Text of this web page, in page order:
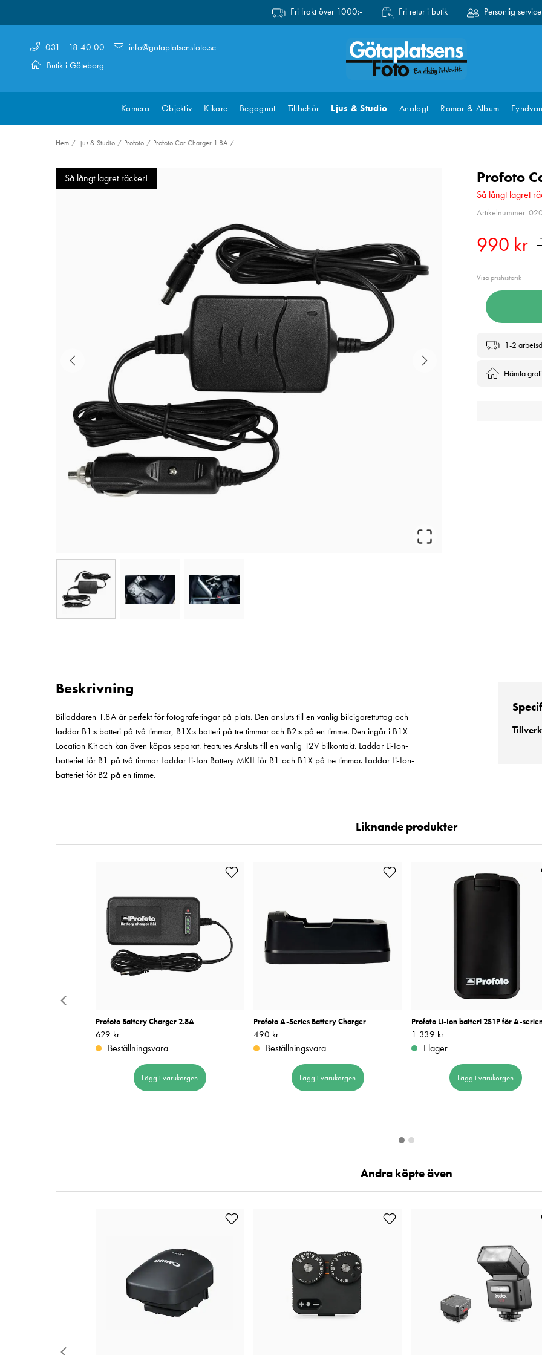
Fri frakt över 1000:- Fri retur i butik Personlig service
031 - 18 40 00
Butik i Göteborg
info@gotaplatsensfoto.se
Kamera Objektiv Kikare Begagnat Tillbehör Ljus & Studio Analogt Ramar & Album
Hem Ljus & Studio Profoto Profoto Car Charger 1.8A
Så långt lagret räcker! Profoto
Så långt lagret
Artikelnummer:
990 kr
Visa prishistorik
1-2
Hämta
Beskrivning
Billaddaren 1.8A är perfekt för fotograferingar på plats. Den ansluts till en vanlig bilcigarettuttag och
laddar B1:s batteri på två timmar, B1X:s batteri på tre timmar och B2:s på en timme. Den ingår i B1X
Location Kit och kan även köpas separat. Features Ansluts till en vanlig 12V bilkontakt. Laddar Li-Ion-
batteriet för B1 på två timmar Laddar Li-Ion Battery MKII för B1 och B1X på tre timmar. Laddar Li-Ion-
batteriet för B2 på en timme.
Liknande produkter
Profoto Battery Charger 2.8A
Pris: 629 kr
629 kr
Beställningsvara
Lägg i varukorgen
Profoto A-Series Battery Charger
Pris: 490 kr
490 kr
Beställningsvara
Lägg i varukorgen
Profoto Li-Ion batteri 2S1P för A-
Pris:1 339 kr
1 339 kr
I lager
Lägg i varukorgen
Andra köpte även